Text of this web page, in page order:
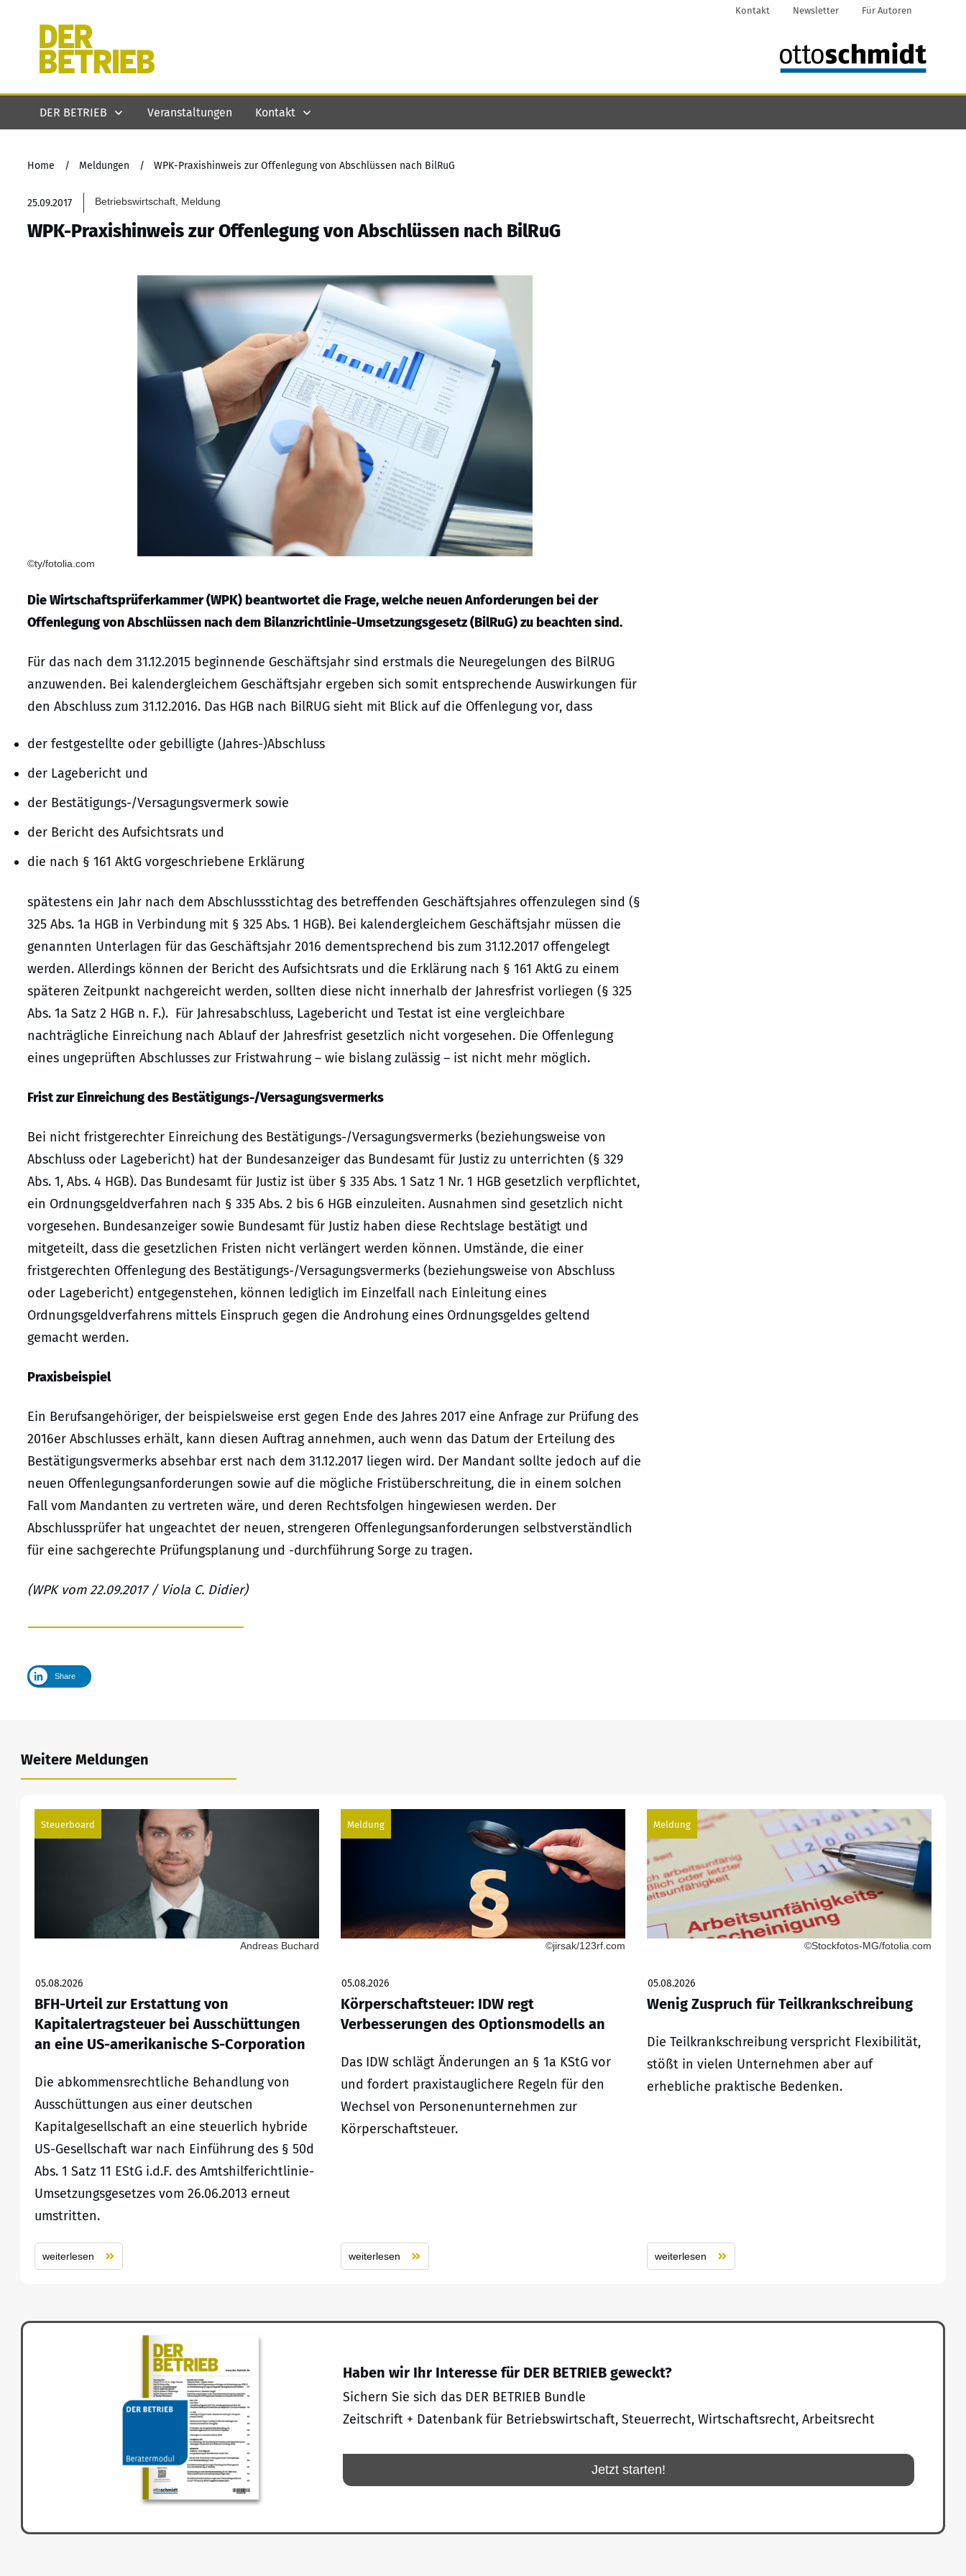
Kontakt Newsletter Für Autoren
DER BETRIEB Veranstaltungen Kontakt
Home / Meldungen / WPK-Praxishinweis zur Offenlegung von Abschlüssen nach BilRuG
25.09.2017 Betriebswirtschaft, Meldung
WPK-Praxishinweis zur Offenlegung von Abschlüssen nach BilRuG
©ty/fotolia.com
Die Wirtschaftsprüferkammer (WPK) beantwortet die Frage, welche neuen Anforderungen bei der
Offenlegung von Abschlüssen nach dem Bilanzrichtlinie-Umsetzungsgesetz (BilRuG) zu beachten sind.
Für das nach dem 31.12.2015 beginnende Geschäftsjahr sind erstmals die Neuregelungen des BilRUG
anzuwenden. Bei kalendergleichem Geschäftsjahr ergeben sich somit entsprechende Auswirkungen für
den Abschluss zum 31.12.2016. Das HGB nach BilRUG sieht mit Blick auf die Offenlegung vor, dass
der festgestellte oder gebilligte (Jahres-)Abschluss
der Lagebericht und
der Bestätigungs-/Versagungsvermerk sowie
der Bericht des Aufsichtsrats und
die nach § 161 AktG vorgeschriebene Erklärung
spätestens ein Jahr nach dem Abschlussstichtag des betreffenden Geschäftsjahres offenzulegen sind (§
325 Abs. 1a HGB in Verbindung mit § 325 Abs. 1 HGB). Bei kalendergleichem Geschäftsjahr müssen die
genannten Unterlagen für das Geschäftsjahr 2016 dementsprechend bis zum 31.12.2017 offengelegt
werden. Allerdings können der Bericht des Aufsichtsrats und die Erklärung nach § 161 AktG zu einem
späteren Zeitpunkt nachgereicht werden, sollten diese nicht innerhalb der Jahresfrist vorliegen (§ 325
Abs. 1a Satz 2 HGB n. F.). Für Jahresabschluss, Lagebericht und Testat ist eine vergleichbare
nachträgliche Einreichung nach Ablauf der Jahresfrist gesetzlich nicht vorgesehen. Die Offenlegung
eines ungeprüften Abschlusses zur Fristwahrung – wie bislang zulässig – ist nicht mehr möglich.
Frist zur Einreichung des Bestätigungs-/Versagungsvermerks
Bei nicht fristgerechter Einreichung des Bestätigungs-/Versagungsvermerks (beziehungsweise von
Abschluss oder Lagebericht) hat der Bundesanzeiger das Bundesamt für Justiz zu unterrichten (§ 329
Abs. 1, Abs. 4 HGB). Das Bundesamt für Justiz ist über § 335 Abs. 1 Satz 1 Nr. 1 HGB gesetzlich verpflichtet,
ein Ordnungsgeldverfahren nach § 335 Abs. 2 bis 6 HGB einzuleiten. Ausnahmen sind gesetzlich nicht
vorgesehen. Bundesanzeiger sowie Bundesamt für Justiz haben diese Rechtslage bestätigt und
mitgeteilt, dass die gesetzlichen Fristen nicht verlängert werden können. Umstände, die einer
fristgerechten Offenlegung des Bestätigungs-/Versagungsvermerks (beziehungsweise von Abschluss
oder Lagebericht) entgegenstehen, können lediglich im Einzelfall nach Einleitung eines
Ordnungsgeldverfahrens mittels Einspruch gegen die Androhung eines Ordnungsgeldes geltend
gemacht werden.
Praxisbeispiel
Ein Berufsangehöriger, der beispielsweise erst gegen Ende des Jahres 2017 eine Anfrage zur Prüfung des
2016er Abschlusses erhält, kann diesen Auftrag annehmen, auch wenn das Datum der Erteilung des
Bestätigungsvermerks absehbar erst nach dem 31.12.2017 liegen wird. Der Mandant sollte jedoch auf die
neuen Offenlegungsanforderungen sowie auf die mögliche Fristüberschreitung, die in einem solchen
Fall vom Mandanten zu vertreten wäre, und deren Rechtsfolgen hingewiesen werden. Der
Abschlussprüfer hat ungeachtet der neuen, strengeren Offenlegungsanforderungen selbstverständlich
für eine sachgerechte Prüfungsplanung und -durchführung Sorge zu tragen.
(WPK vom 22.09.2017 / Viola C. Didier)
Share
Weitere Meldungen
Steuerboard
Andreas Buchard
05.08.2026
BFH-Urteil zur Erstattung von
Kapitalertragsteuer bei Ausschüttungen
an eine US-amerikanische S-Corporation
Die abkommensrechtliche Behandlung von
Ausschüttungen aus einer deutschen
Kapitalgesellschaft an eine steuerlich hybride
US-Gesellschaft war nach Einführung des § 50d
Abs. 1 Satz 11 EStG i.d.F. des Amtshilferichtlinie-
Umsetzungsgesetzes vom 26.06.2013 erneut
umstritten.
weiterlesen
Meldung
©jirsak/123rf.com
05.08.2026
Körperschaftsteuer: IDW regt
Verbesserungen des Optionsmodells an
Das IDW schlägt Änderungen an § 1a KStG vor
und fordert praxistauglichere Regeln für den
Wechsel von Personenunternehmen zur
Körperschaftsteuer.
weiterlesen
Meldung
©Stockfotos-MG/fotolia.com
05.08.2026
Wenig Zuspruch für Teilkrankschreibung
Die Teilkrankschreibung verspricht Flexibilität,
stößt in vielen Unternehmen aber auf
erhebliche praktische Bedenken.
weiterlesen
Haben wir Ihr Interesse für DER BETRIEB geweckt?
Sichern Sie sich das DER BETRIEB Bundle
Zeitschrift + Datenbank für Betriebswirtschaft, Steuerrecht, Wirtschaftsrecht, Arbeitsrecht
Jetzt starten!